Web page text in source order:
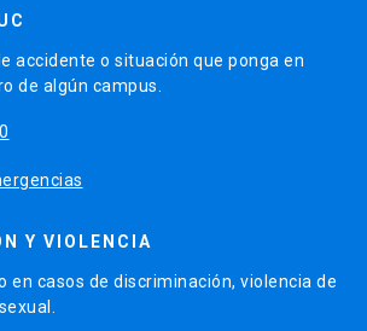
accidente o situación que ponga en
de algún campus.
Y VIOLENCIA
en casos de discriminación, violencia de